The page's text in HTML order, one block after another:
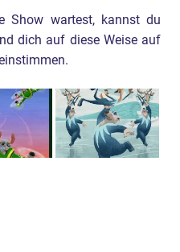
Show wartest, kannst du
dich auf diese Weise auf